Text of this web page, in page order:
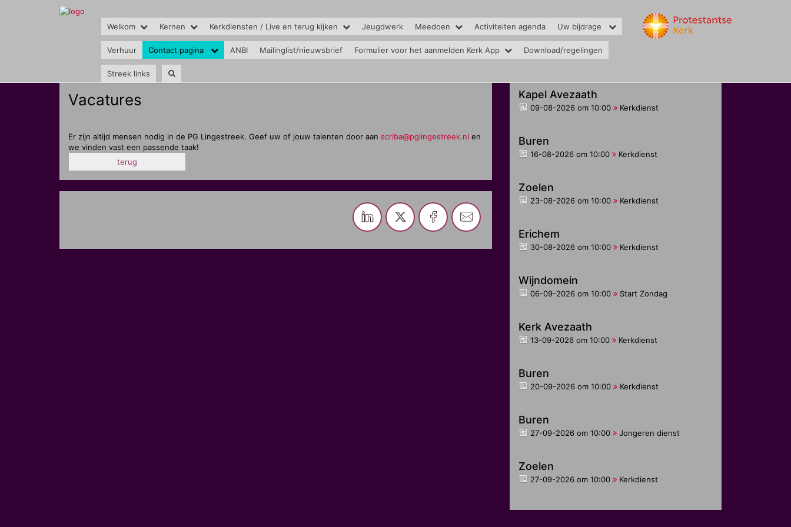
Welkom Kernen Kerkdiensten / Live en terug kijken Jeugdwerk Meedoen Activiteiten agenda Uw bijdrage
Verhuur Contact pagina ANBI Mailinglist/nieuwsbrief Formulier voor het aanmelden Kerk App Download/regelingen
Streek links
Vacatures
Er zijn altijd mensen nodig in de PG Lingestreek. Geef uw of jouw talenten door aan scriba@pglingestreek.nl en
we vinden vast een passende taak!
terug
Kapel Avezaath
09-08-2026 om 10:00 Kerkdienst
Buren
16-08-2026 om 10:00 Kerkdienst
Zoelen
23-08-2026 om 10:00 Kerkdienst
Erichem
30-08-2026 om 10:00 Kerkdienst
Wijndomein
06-09-2026 om 10:00 Start Zondag
Kerk Avezaath
13-09-2026 om 10:00 Kerkdienst
Buren
20-09-2026 om 10:00 Kerkdienst
Buren
27-09-2026 om 10:00 Jongeren dienst
Zoelen
27-09-2026 om 10:00 Kerkdienst